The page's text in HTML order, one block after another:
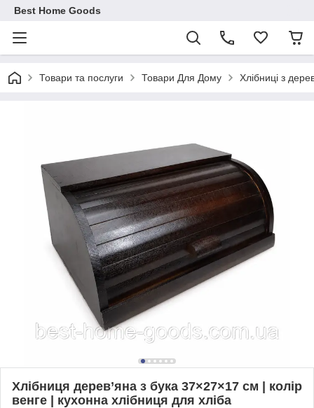
Best Home Goods
Товари та послуги Товари Для Дому Хлібниці з
Хлібниця дерев’яна з бука 37×27×17 см | колір
венге | кухонна хлібниця для хліба